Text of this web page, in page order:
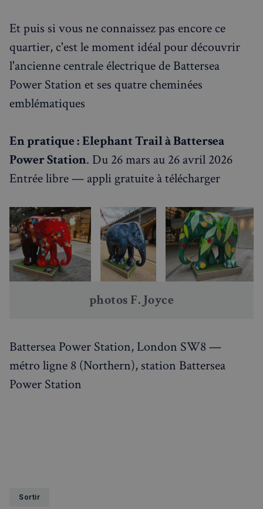
Et puis si vous ne connaissez pas encore ce
quartier, c'est le moment idéal pour découvrir
l'ancienne centrale électrique de Battersea
Power Station et ses quatre cheminées
emblématiques
En pratique :Elephant Trail à Battersea
Power Station. Du 26 mars au 26 avril 2026
Entrée libre — appli gratuite à télécharger
photos F. Joyce
Battersea Power Station, London SW8 —
métro ligne 8 (Northern), station Battersea
Power Station
Sortir
CookieScriptConsent
CookieScript
francaisalondres.com
4
semaines
2 jours
sp_t
Spotify Inc.
.spotify.com
Politique de confidentialité de
Google